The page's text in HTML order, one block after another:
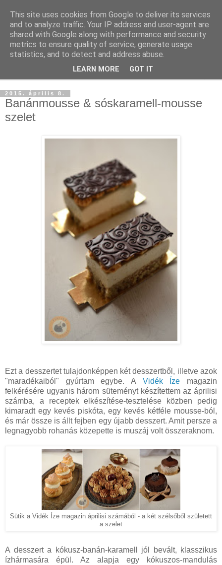
2015. április 8.
Banánmousse & sóskaramell-mousse
szelet
Ezt a desszertet tulajdonképpen két desszertből, illetve azok
"maradékaiból" gyúrtam egybe. A Vidék Íze magazin
felkérésére ugyanis három süteményt készítettem az áprilisi
számba, a receptek elkészítése-tesztelése közben pedig
kimaradt egy kevés piskóta, egy kevés kétféle mousse-ból,
és már össze is állt fejben egy újabb desszert. Amit persze a
legnagyobb rohanás közepette is muszáj volt összeraknom.
Sütik a Vidék Íze magazin áprilisi számából - a két szélsőből született
a szelet
A desszert a kókusz-banán-karamell jól bevált, klasszikus
ízhármasára épül. Az alapja egy kókuszos-mandulás
This site uses cookies from Google to deliver its services
and to analyze traffic. Your IP address and user-agent are
shared with Google along with performance and security
metrics to ensure quality of service, generate usage
statistics, and to detect and address abuse.
LEARN MORE GOT IT